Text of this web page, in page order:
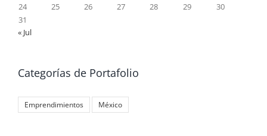
24
25 26 27 28 29
30
31
« Jul
Categorías de Portafolio
Emprendimientos México